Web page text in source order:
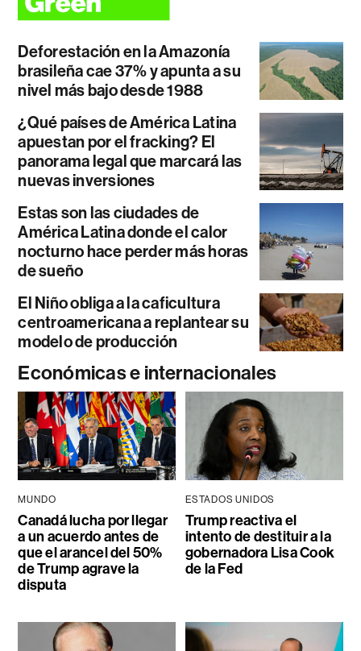
Deforestación en la Amazonía
brasileña cae 37% y apunta a su
nivel más bajo desde 1988
¿Qué países de América Latina
apuestan por el fracking? El
panorama legal que marcará las
nuevas inversiones
Estas son las ciudades de
América Latina donde el calor
nocturno hace perder más horas
de sueño
El Niño obliga a la caficultura
centroamericana a replantear su
modelo de producción
Económicas e internacionales
MUNDO
Canadá lucha por llegar
a un acuerdo antes de
que el arancel del 50%
de Trump agrave la
disputa
ESTADOS UNIDOS
Trump reactiva el
intento de destituir a la
gobernadora Lisa Cook
de la Fed